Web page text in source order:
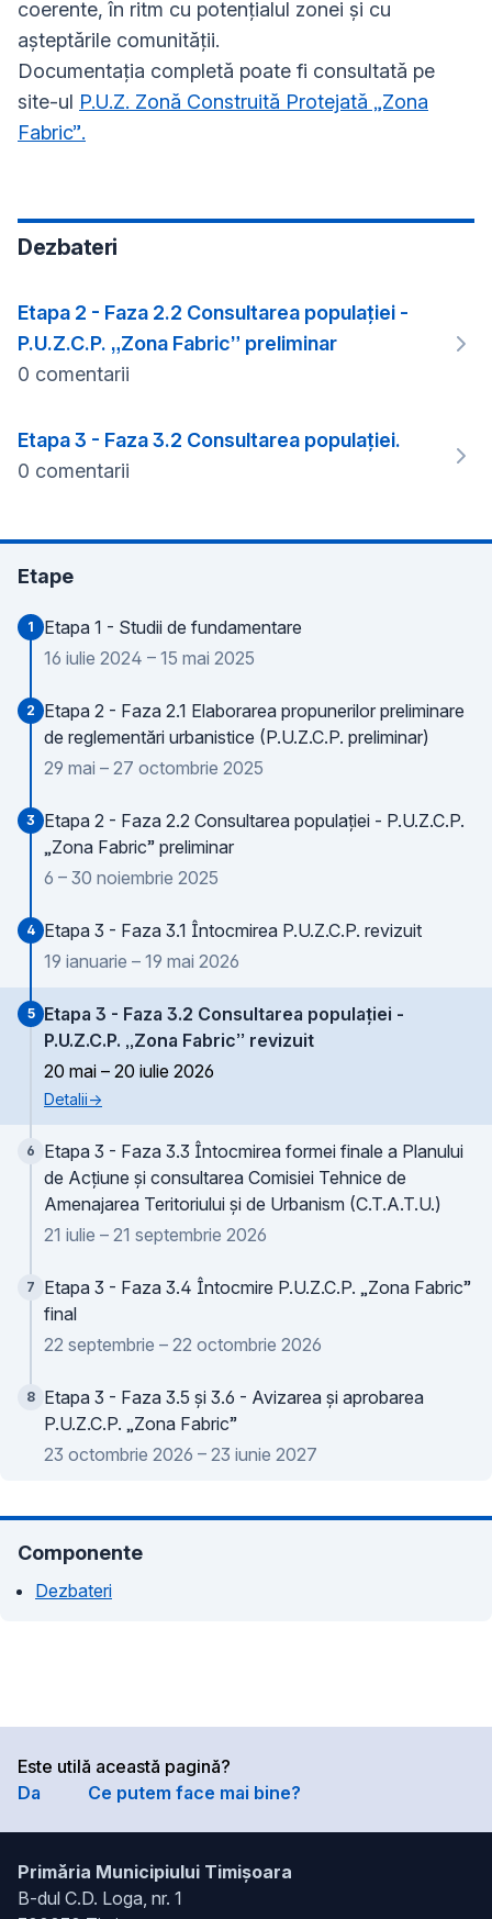
coerente, în ritm cu potențialul zonei și cu
așteptările comunității.
Documentația completă poate fi consultată pe
site-ul P.U.Z. Zonă Construită Protejată „Zona
Fabric”.
Dezbateri
Etapa 2 - Faza 2.2 Consultarea populației -
P.U.Z.C.P. „Zona Fabric” preliminar
0 comentarii
Etapa 3 - Faza 3.2 Consultarea populației.
0 comentarii
Etape
1
Etapa 1 - Studii de fundamentare
16 iulie 2024 – 15 mai 2025
2
Etapa 2 - Faza 2.1 Elaborarea propunerilor preliminare
de reglementări urbanistice (P.U.Z.C.P. preliminar)
29 mai – 27 octombrie 2025
3
Etapa 2 - Faza 2.2 Consultarea populației - P.U.Z.C.P.
„Zona Fabric” preliminar
6 – 30 noiembrie 2025
4 Etapa 3 - Faza 3.1 Întocmirea P.U.Z.C.P. revizuit
19 ianuarie – 19 mai 2026
5
Etapa 3 - Faza 3.2 Consultarea populației -
P.U.Z.C.P. „Zona Fabric” revizuit
20 mai – 20 iulie 2026
Detalii→
6
Etapa 3 - Faza 3.3 Întocmirea formei finale a Planului
de Acțiune și consultarea Comisiei Tehnice de
Amenajarea Teritoriului și de Urbanism (C.T.A.T.U.)
21 iulie – 21 septembrie 2026
7
Etapa 3 - Faza 3.4 Întocmire P.U.Z.C.P. „Zona Fabric”
final
22 septembrie – 22 octombrie 2026
8 Etapa 3 - Faza 3.5 și 3.6 - Avizarea și aprobarea
P.U.Z.C.P. „Zona Fabric”
23 octombrie 2026 – 23 iunie 2027
Componente
Dezbateri
Este utilă această pagină?
Da
Ce putem face mai bine?
Primăria Municipiului Timișoara
B-dul C.D. Loga, nr. 1